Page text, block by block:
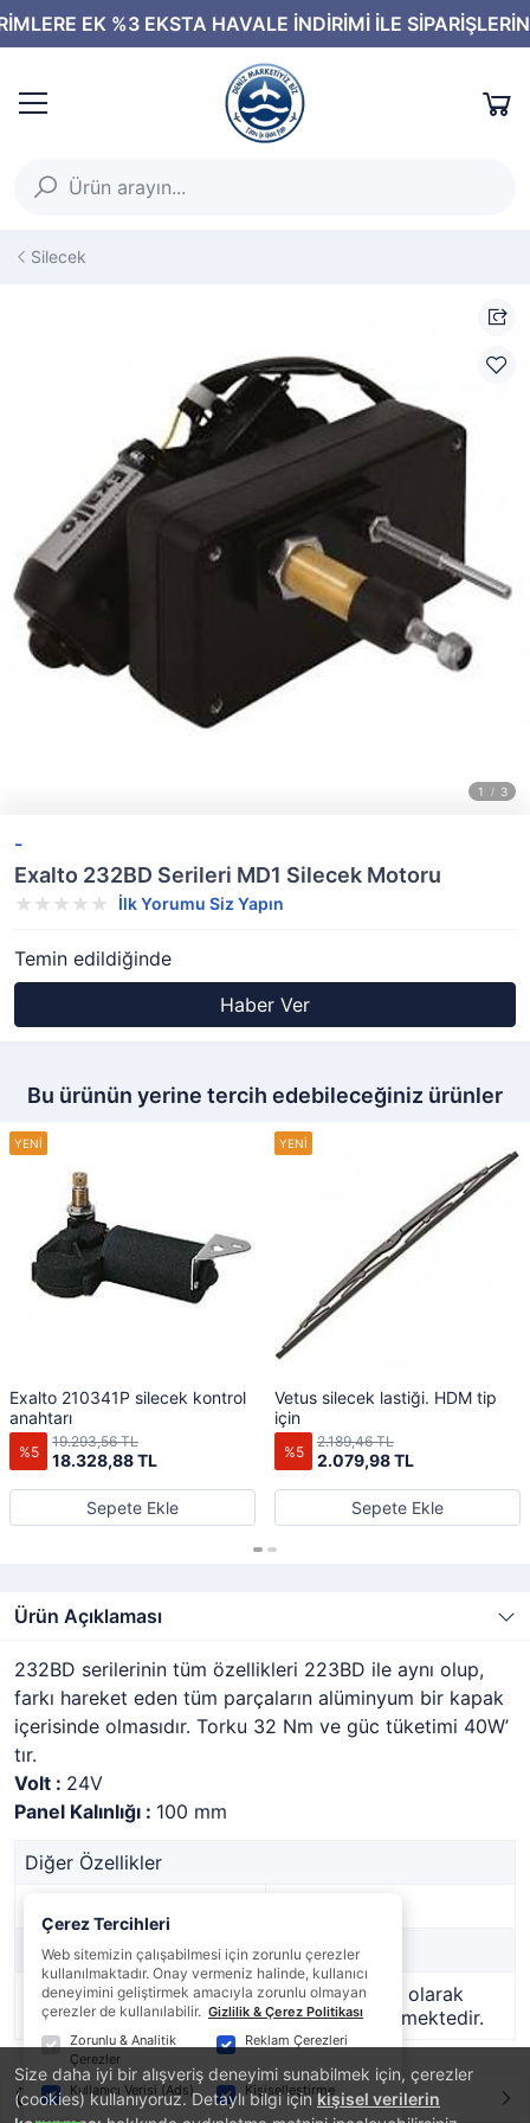
Size daha iyi bir alışveriş deneyimi sunabilmek için, çerezler
(cookies) kullanıyoruz. Detaylı bilgi içinkişisel verilerin
Silecek
-
Exalto 232BD Serileri MD1 Silecek Motoru
İlk Yorumu Siz Yapın
Temin edildiğinde
Haber Ver
Bu ürünün yerine tercih edebileceğiniz ürünler
Exalto 210341P silecek kontrol
anahtarı
%5 18.328,88 TL
19.293,56 TL
Sepete Ekle
Vetus silecek lastiği. HDM tip
için
%5 2.079,98 TL
2.189,46 TL
Sepete Ekle
Ürün Açıklaması
232BD serilerinin tüm özellikleri 223BD ile aynı olup,
farkı hareket eden tüm parçaların alüminyum bir kapak
içerisinde olmasıdır. Torku 32 Nm ve güc tüketimi 40W’
tır.
Volt : 24V
Panel Kalınlığı : 100 mm
Diğer Özellikler
Marka
-
Stok Durumu
Bu ürün geçici olarak
temin edilememektedir.
Ürün Yorumları
Çerez Tercihleri
Web sitemizin çalışabilmesi için zorunlu çerezler
kullanılmaktadır. Onay vermeniz halinde, kullanıcı
deneyimini geliştirmek amacıyla zorunlu olmayan
çerezler de kullanılabilir. Gizlilik & Çerez Politikası
Zorunlu & Analitik
Çerezler
Reklam Çerezleri
Kullanıcı Verisi (Ads) Kişiselleştirme